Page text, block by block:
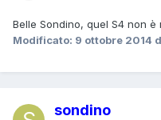
Belle Sondino, quel S4 non è
Modificato: 9 ottobre 2014
sondino